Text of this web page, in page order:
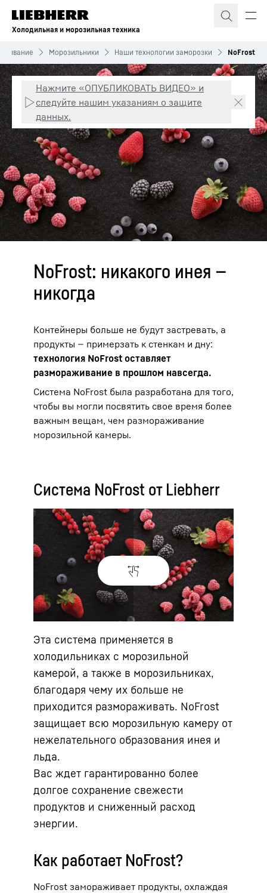
Холодильная и морозильная техника
Морозильники Наши технологии заморозки NoFrost
Нажмите «ОПУБЛИКОВАТЬ ВИДЕО» и
следуйте нашим указаниям о защите
данных.
NoFrost: никакого инея —
никогда
Контейнеры больше не будут застревать, а
продукты — примерзать к стенкам и дну:
технология NoFrost оставляет
размораживание в прошлом навсегда.
Система NoFrost была разработана для того,
чтобы вы могли посвятить свое время более
важным вещам, чем размораживание
морозильной камеры.
Система NoFrost от Liebherr
Эта система применяется в
холодильниках с морозильной
камерой, а также в морозильниках,
благодаря чему их больше не
приходится размораживать. NoFrost
защищает всю морозильную камеру от
нежелательного образования инея и
льда.
Вас ждет гарантированно более
долгое сохранение свежести
продуктов и сниженный расход
энергии.
Как работает NoFrost?
NoFrost замораживает продукты, охлаждая